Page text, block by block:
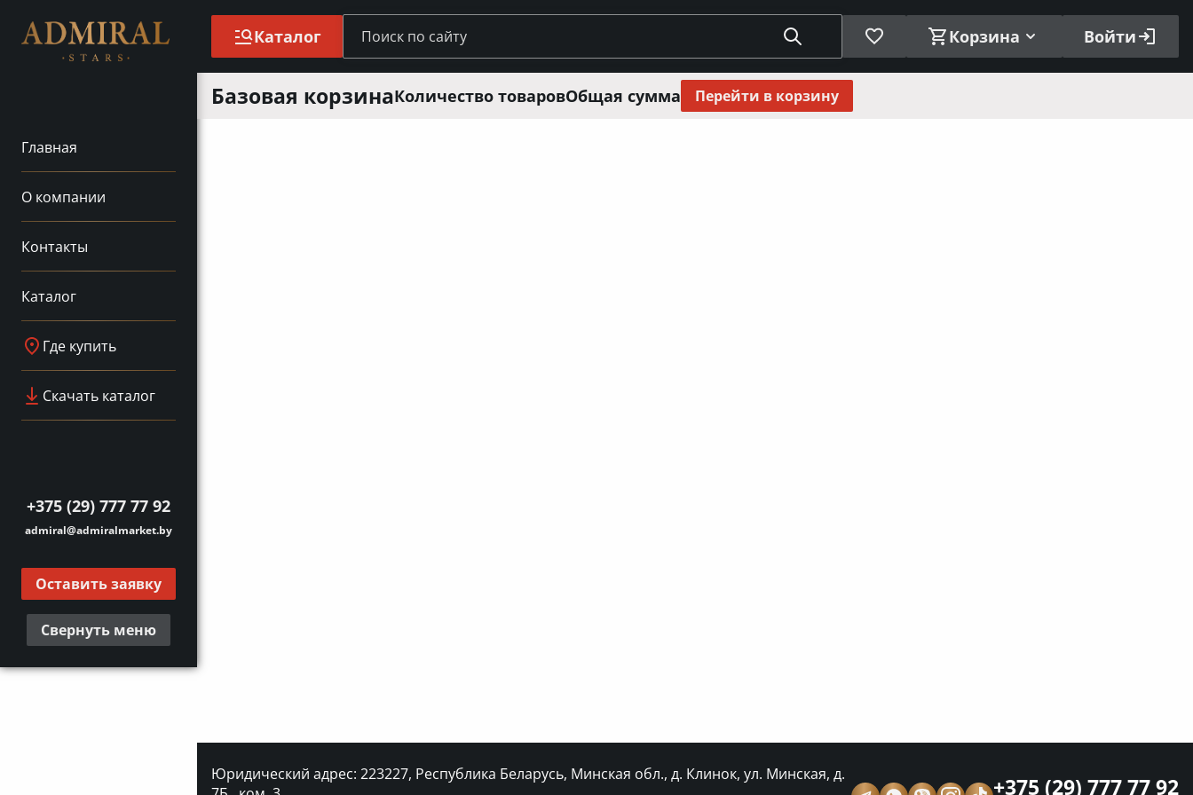
Главная
О компании
Контакты
Каталог
Где купить
Скачать каталог
+375 (29) 777 77 92
admiral@admiralmarket.by
Оставить заявку
Свернуть меню
Каталог Корзина Войти
Базовая корзинаКоличество товаровОбщая сумма Перейти в корзину
Юридический адрес: 223227, Республика Беларусь, Минская обл., д. Клинок, ул. Минская, д.
+375 (29) 777 77 92